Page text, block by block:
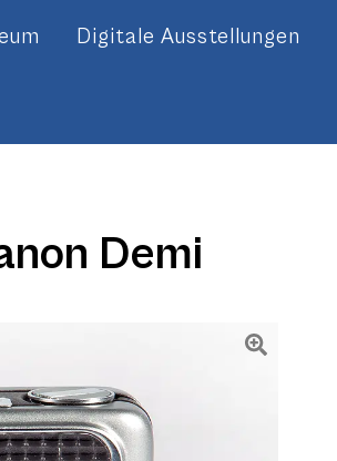
Digitale Ausstellungen
Demi